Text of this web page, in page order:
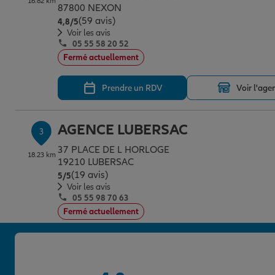
87800 NEXON
4,8/5Note de 4.8 sur 5
(59 avis)
Voir les avis
05 55 58 20 52
Fermé actuellement
Prendre un RDV Voir
3
18.23 km
AGENCE LUBERSAC
37 PLACE DE L HORLOGE
19210 LUBERSAC
5/5Note de 5 sur 5
(19 avis)
Voir les avis
05 55 98 70 63
Fermé actuellement